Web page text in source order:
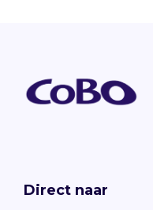
Direct naar